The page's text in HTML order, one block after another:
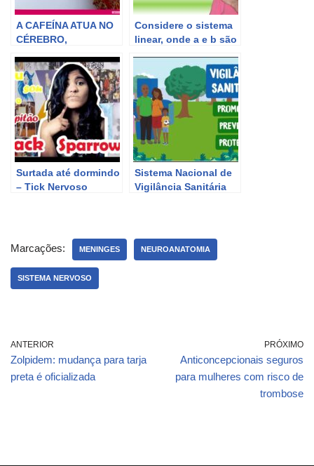
A CAFEÍNA ATUA NO
CÉREBRO,
AÇÃO NATURAL DE
UM COMPONENTE
QUÍMICO ()| SISTEMA
NERVOSO
Considere o sistema
linear, onde a e b são
Sobre esse sistema,
assinale a alternati
Surtada até dormindo
– Tick Nervoso
Sistema Nacional de
Vigilância Sanitária
Marcações: MENINGES NEUROANATOMIA
SISTEMA NERVOSO
ANTERIOR
Zolpidem: mudança para tarja
preta é oficializada
PRÓXIMO
Anticoncepcionais seguros
para mulheres com risco de
trombose